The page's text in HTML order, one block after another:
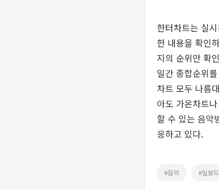
한터차트는 실
한 내용을 확인
지의 순위만 확
일간 종합순위
차트 모두 나름
아도 가온차트
할 수 있는 음악
응하고 있다.
#음악 #빌보